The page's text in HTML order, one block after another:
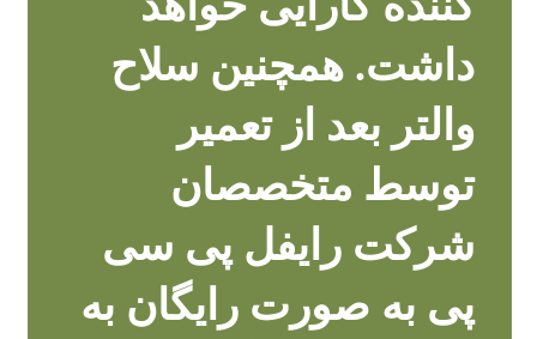
داشت. همچنین سلاح
والتر بعد از تعمیر
توسط متخصصان
شرکت رایفل پی سی
پی به صورت رایگان به